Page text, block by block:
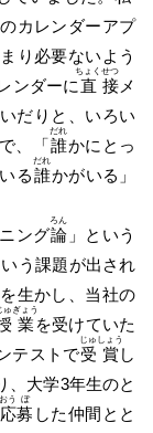
カレンダーアプ
り必要ないよう
ンダーに直
ちょく
接
せつ
メ
いだりと、いろい
、「誰
だれ
かにとっ
る誰
だれ
かがいる」
ング論
ろん
」という
う課題が出され
生かし、当社の
ゅ
業
ぎょう
を受けていた
テストで受
じゅ
賞
しょう
し
、大学3年生のと
応
おう
募
ぼ
した仲間とと